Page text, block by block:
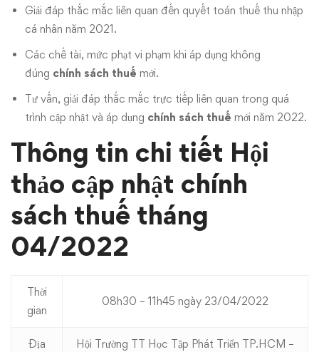
Giải đáp thắc mắc liên quan đến quyết toán thuế thu nhập
cá nhân năm 2021.
Các chế tài, mức phạt vi phạm khi áp dụng không
đúng chính sách thuế mới.
Tư vấn, giải đáp thắc mắc trực tiếp liên quan trong quá
trình cập nhật và áp dụng chính sách thuế mới năm 2022.
Thông tin chi tiết Hội
thảo cập nhật chính
sách thuế tháng
04/2022
Thời
gian
08h30 – 11h45 ngày 23/04/2022
Địa
Hội Trường TT Học Tập Phát Triển TP.HCM –